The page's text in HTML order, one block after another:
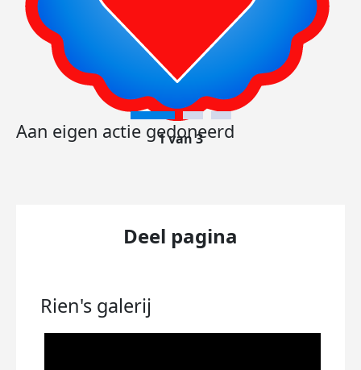
Aan eigen actie gedoneerd
1 van 3
Deel pagina
Rien's galerij